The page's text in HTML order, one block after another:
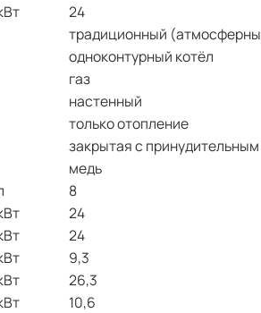
24
традиционный
одноконтурный котёл
газ
настенный
только отопление
закрытая с
медь
8
24
24
9,3
26,3
10,6